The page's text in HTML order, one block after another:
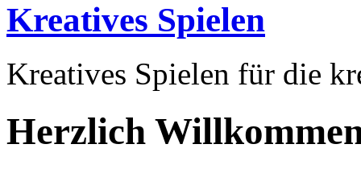
Kreatives Spielen
Kreatives Spielen für die
Herzlich